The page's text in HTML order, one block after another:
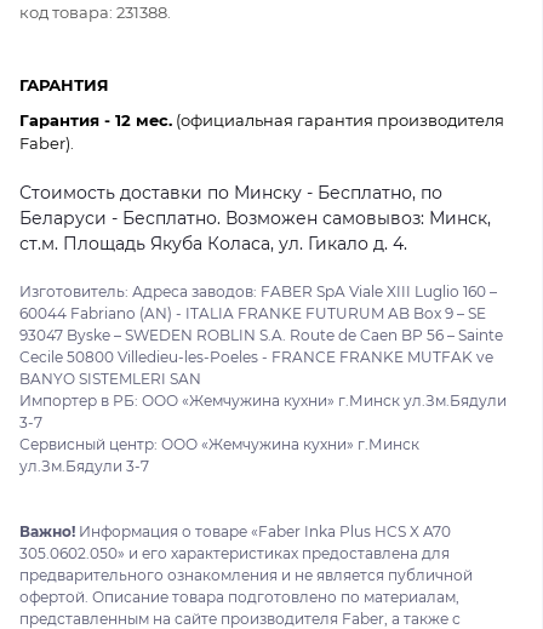
код товара: 231388.
ГАРАНТИЯ
Гарантия - 12 мес. (официальная гарантия производителя
Faber).
Стоимость доставки по Минску - Бесплатно, по
Беларуси - Бесплатно. Возможен самовывоз: Минск,
ст.м. Площадь Якуба Коласа, ул. Гикало д. 4.
Изготовитель: Адреса заводов: FABER SpA Viale XIII Luglio 160 –
60044 Fabriano (AN) - ITALIA FRANKE FUTURUM AB Box 9 – SE
93047 Byske – SWEDEN ROBLIN S.A. Route de Caen BP 56 – Sainte
Cecile 50800 Villedieu-les-Poeles - FRANCE FRANKE MUTFAK ve
BANYO SISTEMLERI SAN
Импортер в РБ: ООО «Жемчужина кухни» г.Минск ул.Зм.Бядули
3-7
Сервисный центр: ООО «Жемчужина кухни» г.Минск
ул.Зм.Бядули 3-7
Важно! Информация о товаре «Faber Inka Plus HCS X A70
305.0602.050» и его характеристиках предоставлена для
предварительного ознакомления и не является публичной
офертой. Описание товара подготовлено по материалам,
представленным на сайте производителя Faber, а также с